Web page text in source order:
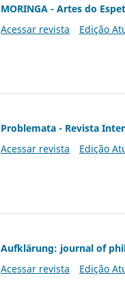
MORINGA - Artes do
Acessar revista
Edição
Problemata - Revista
Acessar revista
Edição
Aufklärung: journal of
Acessar revista
Edição